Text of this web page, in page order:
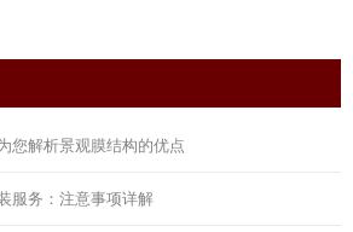
您解析景观膜结构的优点
服务：注意事项详解